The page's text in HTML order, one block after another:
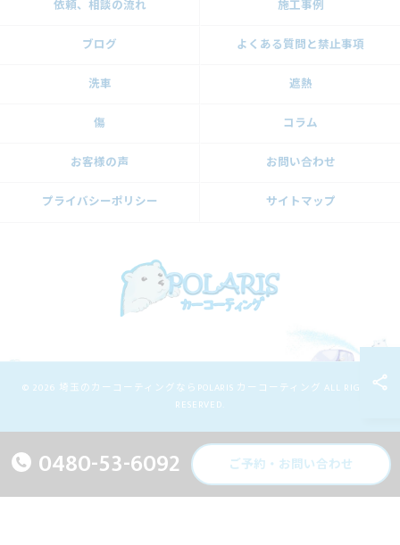
0480-53-6092 ご予約・お問い合わせ
依頼、相談の流れ 施工事例
ブログ よくある質問と禁止事項
洗車 遮熱
傷 コラム
お客様の声 お問い合わせ
プライバシーポリシー サイトマップ
© 2026 埼玉のカーコーティングならPOLARIS カーコーティング ALL RIGHTS
RESERVED.